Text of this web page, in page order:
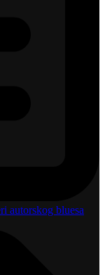
autorskog bluesa